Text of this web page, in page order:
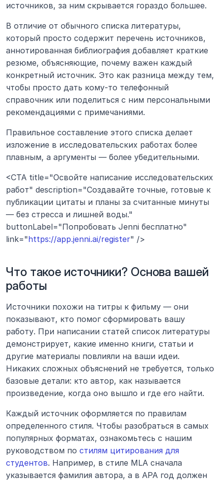
источников, за ним скрывается гораздо большее.
В отличие от обычного списка литературы,
который просто содержит перечень источников,
аннотированная библиография добавляет краткие
резюме, объясняющие, почему важен каждый
конкретный источник. Это как разница между тем,
чтобы просто дать кому-то телефонный
справочник или поделиться с ним персональными
рекомендациями с примечаниями.
Правильное составление этого списка делает
изложение в исследовательских работах более
плавным, а аргументы — более убедительными.
<CTA title="Освойте написание исследовательских
работ" description="Создавайте точные, готовые к
публикации цитаты и планы за считанные минуты
— без стресса и лишней воды."
buttonLabel="Попробовать Jenni бесплатно"
link="https://app.jenni.ai/register" />
Что такое источники? Основа вашей
работы
Источники похожи на титры к фильму — они
показывают, кто помог сформировать вашу
работу. При написании статей список литературы
демонстрирует, какие именно книги, статьи и
другие материалы повлияли на ваши идеи.
Никаких сложных объяснений не требуется, только
базовые детали: кто автор, как называется
произведение, когда оно вышло и где его найти.
Каждый источник оформляется по правилам
определенного стиля. Чтобы разобраться в самых
популярных форматах, ознакомьтесь с нашим
руководством по стилям цитирования для
студентов. Например, в стиле MLA сначала
указывается фамилия автора, а в APA год должен